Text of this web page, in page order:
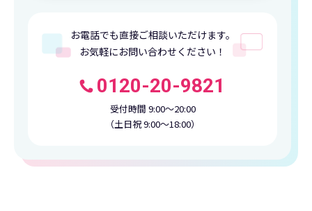
お電話でも直接ご相談いただけます。
お気軽にお問い合わせください！
0120-20-9821
受付時間 9:00〜20:00
（土日祝 9:00〜18:00）